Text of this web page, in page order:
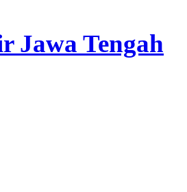
Jawa Tengah